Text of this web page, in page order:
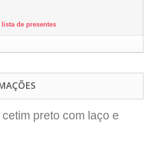
de presentes
preto com laço e